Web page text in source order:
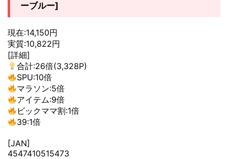
ーブルー]
現在:14,150円
実質:10,822円
[詳細]
合計:26倍(3,328P)
SPU:10倍
マラソン:5倍
アイテム:9倍
ビックママ割:1倍
39:1倍
[JAN]
4547410515473